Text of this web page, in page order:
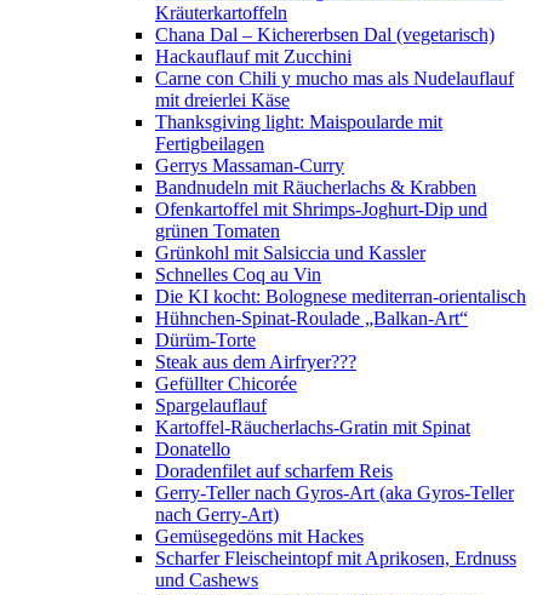
Kräuterkartoffeln
Chana Dal – Kichererbsen Dal (vegetarisch)
Hackauflauf mit Zucchini
Carne con Chili y mucho mas als Nudelauflauf
mit dreierlei Käse
Thanksgiving light: Maispoularde mit
Fertigbeilagen
Gerrys Massaman-Curry
Bandnudeln mit Räucherlachs & Krabben
Ofenkartoffel mit Shrimps-Joghurt-Dip und
grünen Tomaten
Grünkohl mit Salsiccia und Kassler
Schnelles Coq au Vin
Die KI kocht: Bolognese mediterran-orientalisch
Hühnchen-Spinat-Roulade „Balkan-Art“
Dürüm-Torte
Steak aus dem Airfryer???
Gefüllter Chicorée
Spargelauflauf
Kartoffel-Räucherlachs-Gratin mit Spinat
Donatello
Doradenfilet auf scharfem Reis
Gerry-Teller nach Gyros-Art (aka Gyros-Teller
nach Gerry-Art)
Gemüsegedöns mit Hackes
Scharfer Fleischeintopf mit Aprikosen, Erdnuss
und Cashews